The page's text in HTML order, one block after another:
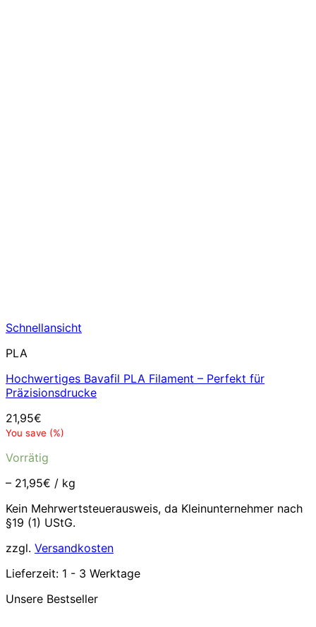
Schnellansicht
PLA
Hochwertiges Bavafil PLA Filament – Perfekt für
Präzisionsdrucke
21,95€
You save (%)
Vorrätig
– 21,95€ / kg
Kein Mehrwertsteuerausweis, da Kleinunternehmer nach
§19 (1) UStG.
zzgl. Versandkosten
Lieferzeit: 1 - 3 Werktage
Unsere Bestseller